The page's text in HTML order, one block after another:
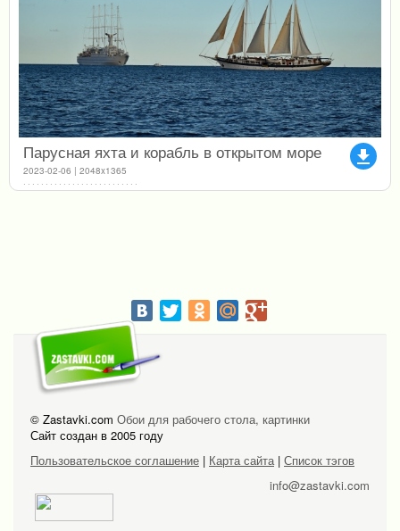
file_download
Парусная яхта и корабль в открытом море
2023-02-06 | 2048x1365
© Zastavki.com Обои для рабочего стола, картинки
Сайт создан в 2005 году
Пользовательское соглашение | Карта сайта| Список тэгов
info@zastavki.com